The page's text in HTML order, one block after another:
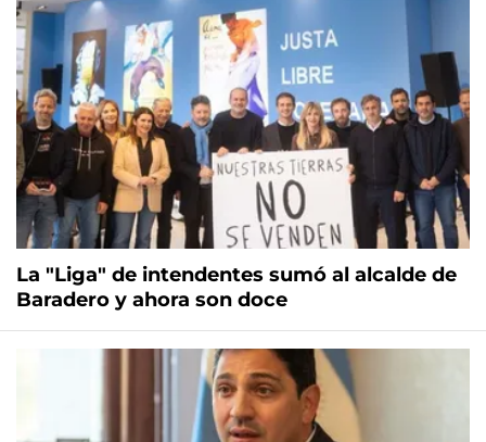
La "Liga" de intendentes sumó al alcalde de
Baradero y ahora son doce